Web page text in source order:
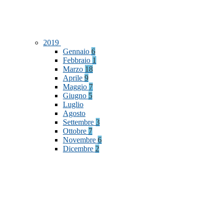
2019
Gennaio 6
Febbraio 1
Marzo 18
Aprile 9
Maggio 7
Giugno 5
Luglio
Agosto
Settembre 3
Ottobre 7
Novembre 6
Dicembre 2